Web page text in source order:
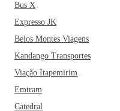
Bus X
Expresso JK
Belos Montes Viagens
Kandango Transportes
Viação Itapemirim
Emtram
Catedral